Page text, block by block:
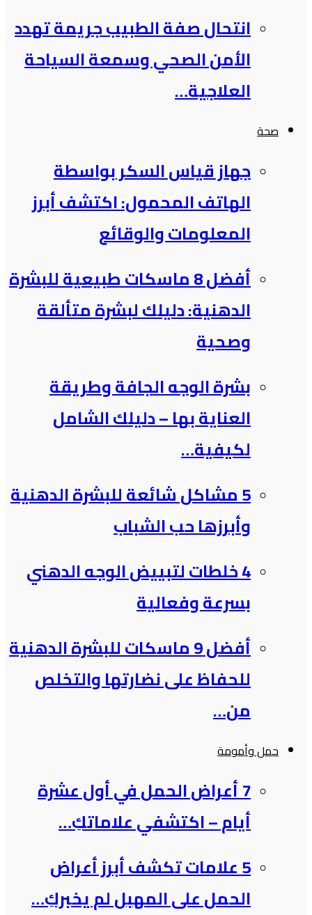
انتحال صفة الطبيب جريمة تهدد
الأمن الصحي وسمعة السياحة
العلاجية…
صحة
جهاز قياس السكر بواسطة
الهاتف المحمول: اكتشف أبرز
المعلومات والوقائع
أفضل 8 ماسكات طبيعية للبشرة
الدهنية: دليلك لبشرة متألقة
وصحية
بشرة الوجه الجافة وطريقة
العناية بها – دليلك الشامل
لكيفية…
5 مشاكل شائعة للبشرة الدهنية
وأبرزها حب الشباب
4 خلطات لتبييض الوجه الدهني
بسرعة وفعالية
أفضل 9 ماسكات للبشرة الدهنية
للحفاظ على نضارتها والتخلص
من…
حمل وأمومة
7 أعراض الحمل في أول عشرة
أيام – اكتشفي علاماتكِ…
5 علامات تكشف أبرز أعراض
الحمل على المهبل لم يخبركِ…